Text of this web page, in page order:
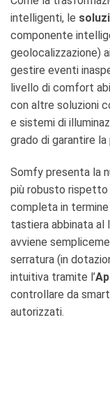
intelligenti, le
componente
geolocalizzazione)
gestire eventi
livello di comfort
con altre soluzioni
e sistemi di
grado di garantire
Somfy presenta la
più robusto rispetto
completa in
tastiera abbinata al
avviene
serratura (in
intuitiva tramite l’
controllare da
autorizzati.